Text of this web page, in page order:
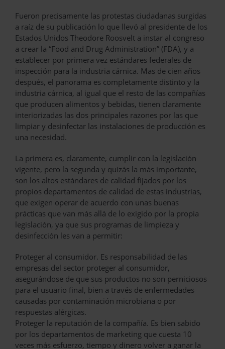
Fueron precisamente las protestas ciudadanas surgidas
a raíz de su publicación lo que llevó al presidente de los
Estados Unidos Theodore Roosvelt a instar al congreso
a crear la “Food and Drug Administration” (FDA), y a
establecer por primera vez estándares federales de
inspección para la industria cárnica. Mas de cien años
después, el panorama es completamente distinto y la
industria cárnica, al igual que el resto de las compañías
que producen alimentos y bebidas, tienen claramente
interiorizadas las dos principales razones por las que
limpiar y desinfectar las instalaciones de producción es
una necesidad.
La primera es, claramente, cumplir con la legislación
vigente, pero la segunda y quizás la más importante,
son los altos estándares de calidad fijados por los
propios departamentos de calidad de estas industrias,
que exigen operar de acuerdo con unas buenas
prácticas que van más allá de lo exigido por la propia
legislación, ya que sus programas de limpieza y
desinfección les van a permitir:
Proteger al consumidor. Es responsabilidad de las
empresas del sector proteger al consumidor,
asegurándose de que sus productos no son perniciosos
para el usuario final, bien a través de enfermedades
causadas por contaminación microbiana o por
respuestas alérgicas.
Proteger la reputación de la compañía. Es bien sabido
por los departamentos de marketing que cuesta 10
veces más esfuerzo, tiempo y dinero volver a ganar la